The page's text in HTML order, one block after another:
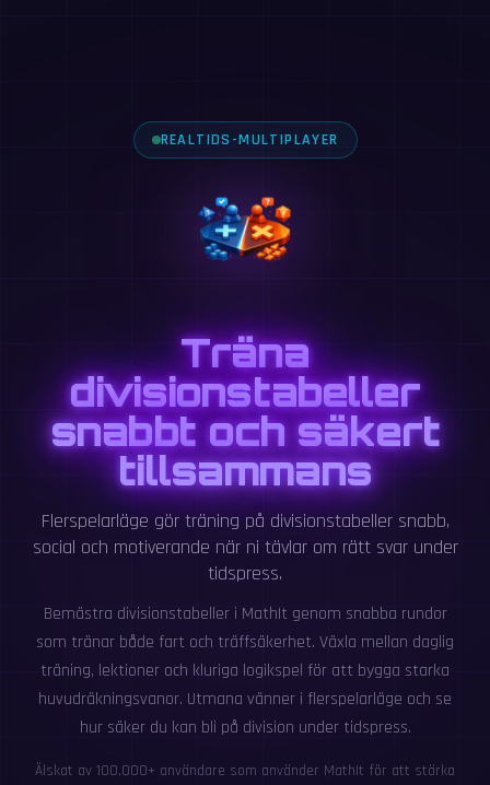
REALTIDS-MULTIPLAYER
Träna
divisionstabeller
snabbt och säkert
tillsammans
Flerspelarläge gör träning på divisionstabeller snabb,
social och motiverande när ni tävlar om rätt svar under
tidspress.
Bemästra divisionstabeller i MathIt genom snabba rundor
som tränar både fart och träffsäkerhet. Växla mellan daglig
träning, lektioner och kluriga logikspel för att bygga starka
huvudräkningsvanor. Utmana vänner i flerspelarläge och se
hur säker du kan bli på division under tidspress.
Älskat av 100,000+ användare som använder MathIt för att stärka